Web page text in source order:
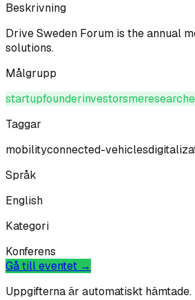
Beskrivning
Drive Sweden Forum is the annual
solutions.
Målgrupp
startupfounderinvestorsme
Taggar
mobilityconnected-vehicles
Språk
English
Kategori
Konferens
Gå till eventet →
Uppgifterna är automatiskt